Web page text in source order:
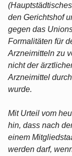
den Gerichtshof
gegen das
Formalitäten für
Arzneimitteln zu
nicht der
Arzneimittel
wurde.
Mit Urteil vom
hin, dass nach
einem
werden darf,